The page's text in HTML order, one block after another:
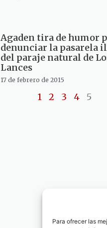
Para ofrecer las
Agaden tira de humor
denunciar la pasarela
del paraje natural de
Lances
17 de febrero de 2015
1 2 3 4 5